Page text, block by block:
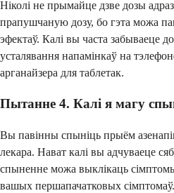
Ніколі не прымайце дзве дозы
прапушчаную дозу, бо гэта можа
эфектаў. Калі вы часта забываеце
усталявання напамінкаў на
арганайзера для таблетак.
Пытанне 4. Калі я магу
Вы павінны спыніць прыём
лекара. Нават калі вы адчуваеце
спыненне можа выклікаць
вашых першапачатковых сімптомаў.